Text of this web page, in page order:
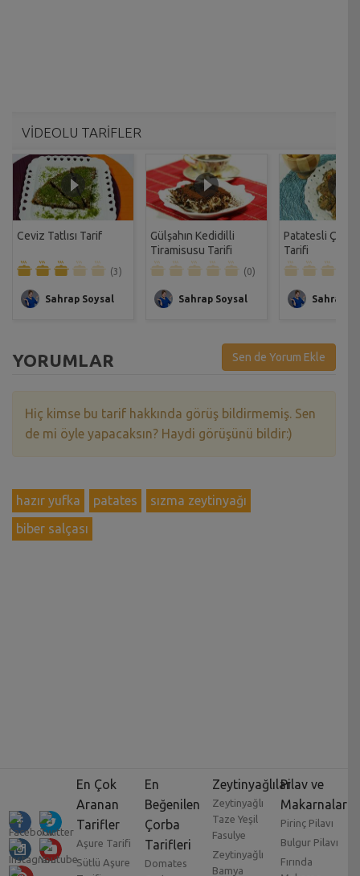
VİDEOLU TARİFLER
Ceviz Tatlısı Tarif
(3)
Sahrap Soysal
Gülşahın Kedidilli
Tiramisusu Tarifi
(0)
Sahrap Soysal
Patatesli Çıtır
Tarifi
Sahrap
YORUMLAR Sen de Yorum Ekle
Hiç kimse bu tarif hakkında görüş bildirmemiş. Sen
de mi öyle yapacaksın? Haydi görüşünü bildir:)
hazır yufka patates
sızma zeytinyağı
biber salçası
En Çok
Aranan
Tarifler
Aşure Tarifi
Sütlü Aşure
En
Beğenilen
Çorba
Tarifleri
Domates
Zeytinyağlılar
Zeytinyağlı
Taze Yeşil
Fasulye
Zeytinyağlı
Bamya
Pilav ve
Makarnalar
Pirinç Pilavı
Bulgur Pilavı
Fırında